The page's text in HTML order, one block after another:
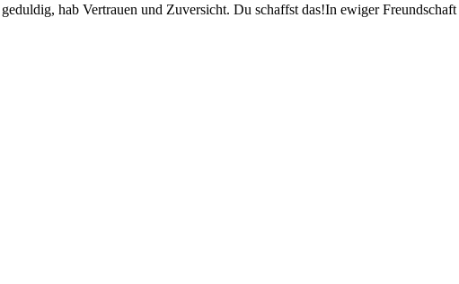
hab Vertrauen und Zuversicht. Du schaffst das!In ewiger Freundschaft